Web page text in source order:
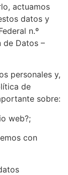
actuamos
datos y
n.º
de Datos –
personales y,
de
sobre:
web?;
con